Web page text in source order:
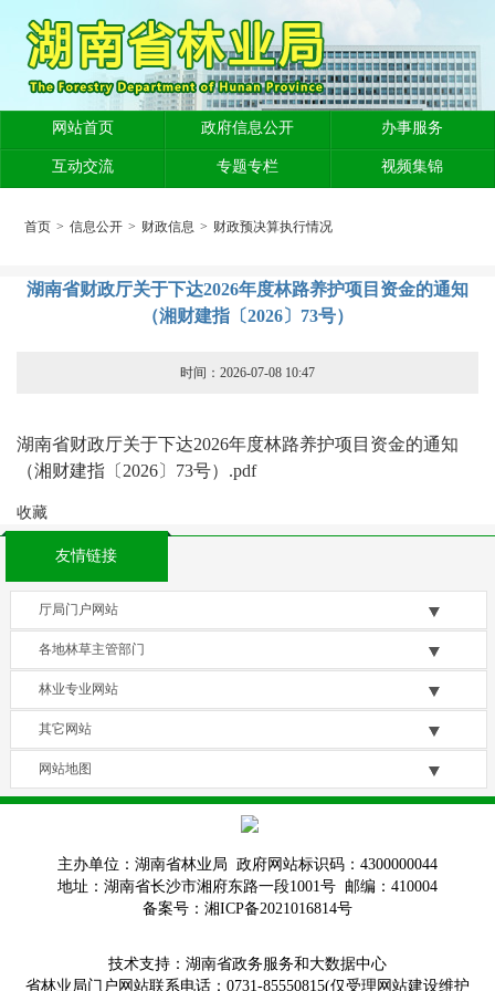
网站首页 政府信息公开 办事服务
互动交流 专题专栏 视频集锦
首页 > 信息公开 > 财政信息 > 财政预决算执行情况
湖南省财政厅关于下达2026年度林路养护项目资金的通知
（湘财建指〔2026〕73号）
时间：2026-07-08 10:47
湖南省财政厅关于下达2026年度林路养护项目资金的通知
（湘财建指〔2026〕73号）.pdf
收藏
友情链接
厅局门户网站
各地林草主管部门
林业专业网站
其它网站
网站地图
主办单位：湖南省林业局 政府网站标识码：4300000044
地址：湖南省长沙市湘府东路一段1001号 邮编：410004
备案号：湘ICP备2021016814号
技术支持：湖南省政务服务和大数据中心
省林业局门户网站联系电话：0731-85550815(仅受理网站建设维护